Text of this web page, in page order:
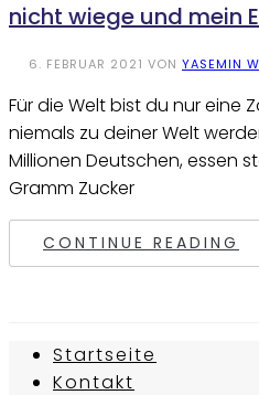
nicht wiege und mein
6. FEBRUAR 2021 VON YASEMIN
Für die Welt bist du nur eine
niemals zu deiner Welt
Millionen Deutschen, essen
Gramm Zucker
CONTINUE READING
Startseite
Kontakt